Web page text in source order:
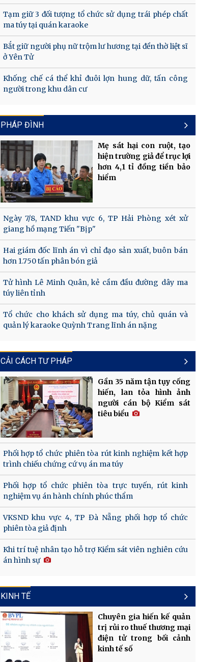
Tạm giữ 3 đối tượng tổ chức sử dụng trái phép chất
ma túy tại quán karaoke
Bắt giữ người phụ nữ trộm lư hương tại đền thờ liệt sĩ
ở Yên Tử
Khống chế cá thể khỉ đuôi lợn hung dữ, tấn công
người trong khu dân cư
PHÁP ĐÌNH
Mẹ sát hại con ruột, tạo
hiện trường giả để trục lợi
hơn 4,1 tỉ đồng tiền bảo
hiểm
Ngày 7/8, TAND khu vực 6, TP Hải Phòng xét xử
giang hồ mạng Tiến "Bịp"
Hai giám đốc lĩnh án vì chỉ đạo sản xuất, buôn bán
hơn 1.750 tấn phân bón giả
Tử hình Lê Minh Quân, kẻ cầm đầu đường dây ma
túy liên tỉnh
Tổ chức cho khách sử dụng ma túy, chủ quán và
quản lý karaoke Quỳnh Trang lĩnh án nặng
CẢI CÁCH TƯ PHÁP
Gần 35 năm tận tụy cống
hiến, lan tỏa hình ảnh
người cán bộ Kiểm sát
tiêu biểu
Phối hợp tổ chức phiên tòa rút kinh nghiệm kết hợp
trình chiếu chứng cứ vụ án ma túy
Phối hợp tổ chức phiên tòa trực tuyến, rút kinh
nghiệm vụ án hành chính phúc thẩm
VKSND khu vực 4, TP Đà Nẵng phối hợp tổ chức
phiên tòa giả định
Khi trí tuệ nhân tạo hỗ trợ Kiểm sát viên nghiên cứu
án hình sự
KINH TẾ
Chuyên gia hiến kế quản
trị rủi ro thuế thương mại
điện tử trong bối cảnh
kinh tế số